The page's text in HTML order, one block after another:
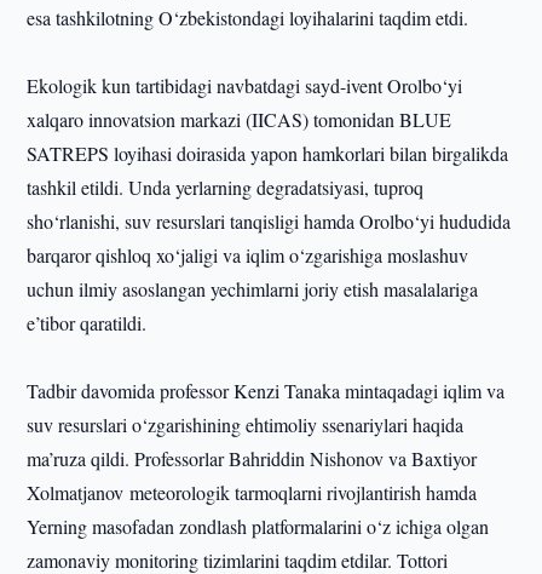
esa tashkilotning O‘zbekistondagi loyihalarini taqdim etdi.
Ekologik kun tartibidagi navbatdagi sayd-ivent Orolbo‘yi
xalqaro innovatsion markazi (IICAS) tomonidan BLUE
SATREPS loyihasi doirasida yapon hamkorlari bilan birgalikda
tashkil etildi. Unda yerlarning degradatsiyasi, tuproq
sho‘rlanishi, suv resurslari tanqisligi hamda Orolbo‘yi hududida
barqaror qishloq xo‘jaligi va iqlim o‘zgarishiga moslashuv
uchun ilmiy asoslangan yechimlarni joriy etish masalalariga
e’tibor qaratildi.
Tadbir davomida professor Kenzi Tanaka mintaqadagi iqlim va
suv resurslari o‘zgarishining ehtimoliy ssenariylari haqida
ma’ruza qildi. Professorlar Bahriddin Nishonov va Baxtiyor
Xolmatjanov meteorologik tarmoqlarni rivojlantirish hamda
Yerning masofadan zondlash platformalarini o‘z ichiga olgan
zamonaviy monitoring tizimlarini taqdim etdilar. Tottori